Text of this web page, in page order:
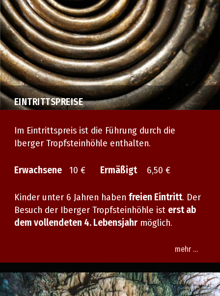
EINTRITTSPREISE
Im Eintrittspreis ist die Führung durch die
Iberger Tropfsteinhöhle enthalten.
Erwachsene10 € Ermäßigt 6,50 €
Kinder unter 6 Jahren haben freien Eintritt. Der
Besuch der Iberger Tropfsteinhöhle ist erst ab
dem vollendeten 4. Lebensjahrmöglich.
mehr …